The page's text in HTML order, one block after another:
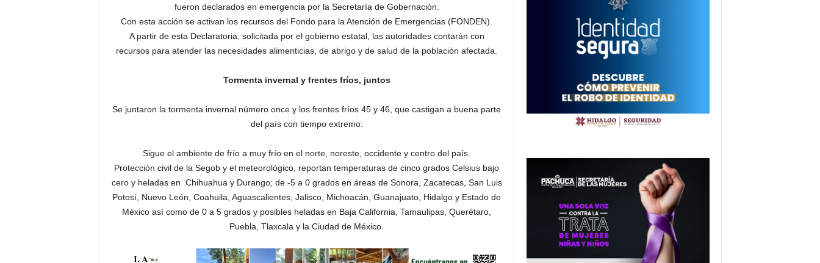
fueron declarados en emergencia por la Secretaría de Gobernación.
Con esta acción se activan los recursos del Fondo para la Atención de Emergencias (FONDEN).
A partir de esta Declaratoria, solicitada por el gobierno estatal, las autoridades contarán con
recursos para atender las necesidades alimenticias, de abrigo y de salud de la población afectada.
Tormenta invernal y frentes fríos, juntos
Se juntaron la tormenta invernal número once y los frentes fríos 45 y 46, que castigan a buena parte
del país con tiempo extremo:
Sigue el ambiente de frío a muy frío en el norte, noreste, occidente y centro del país.
Protección civil de la Segob y el meteorológico, reportan temperaturas de cinco grados Celsius bajo
cero y heladas en Chihuahua y Durango; de -5 a 0 grados en áreas de Sonora, Zacatecas, San Luis
Potosí, Nuevo León, Coahuila, Aguascalientes, Jalisco, Michoacán, Guanajuato, Hidalgo y Estado de
México así como de 0 a 5 grados y posibles heladas en Baja California, Tamaulipas, Querétaro,
Puebla, Tlaxcala y la Ciudad de México.